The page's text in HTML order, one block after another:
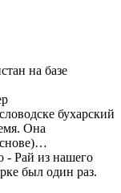
на базе
бухарский
Она
- Рай из нашего
был один раз.